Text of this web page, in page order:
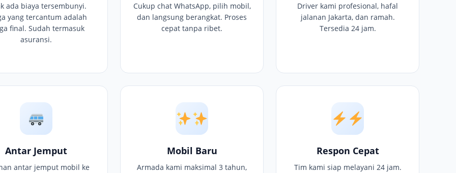
ada biaya tersembunyi.
yang tercantum adalah
final. Sudah termasuk
asuransi.
Cukup chat WhatsApp, pilih mobil,
dan langsung berangkat. Proses
cepat tanpa ribet.
Driver kami profesional, hafal
jalanan Jakarta, dan ramah.
Tersedia 24 jam.
Antar Jemput
antar jemput mobil ke
Mobil Baru
Armada kami maksimal 3 tahun,
Respon Cepat
Tim kami siap melayani 24 jam.